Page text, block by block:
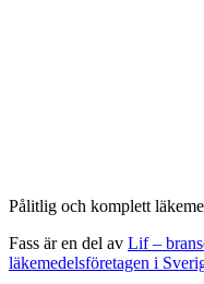
Pålitlig och komplett
Fass är en del av Lif –
läkemedelsföretagen i